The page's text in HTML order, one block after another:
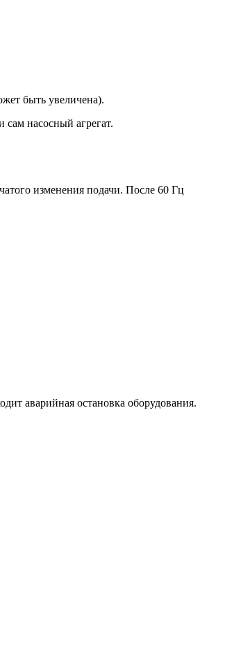
быть увеличена).
сам насосный агрегат.
изменения подачи. После 60 Гц
аварийная остановка оборудования.